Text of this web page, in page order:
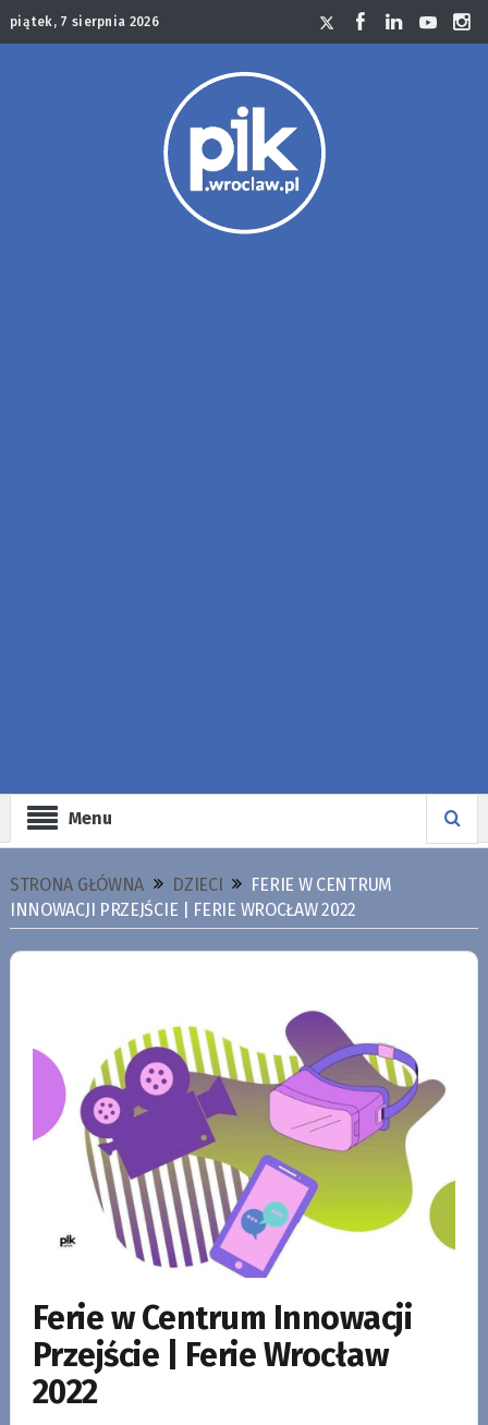
piątek, 7 sierpnia 2026
Menu
STRONA GŁÓWNA DZIECI
FERIE W CENTRUM
INNOWACJI PRZEJŚCIE | FERIE WROCŁAW 2022
Ferie w Centrum Innowacji
Przejście | Ferie Wrocław
2022